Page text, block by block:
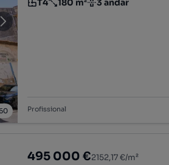
Tipologia
T4
Preço por metro quadrado
180 m²
Andar 3 andar
Profissional
495 000 €2152,17 €/m²